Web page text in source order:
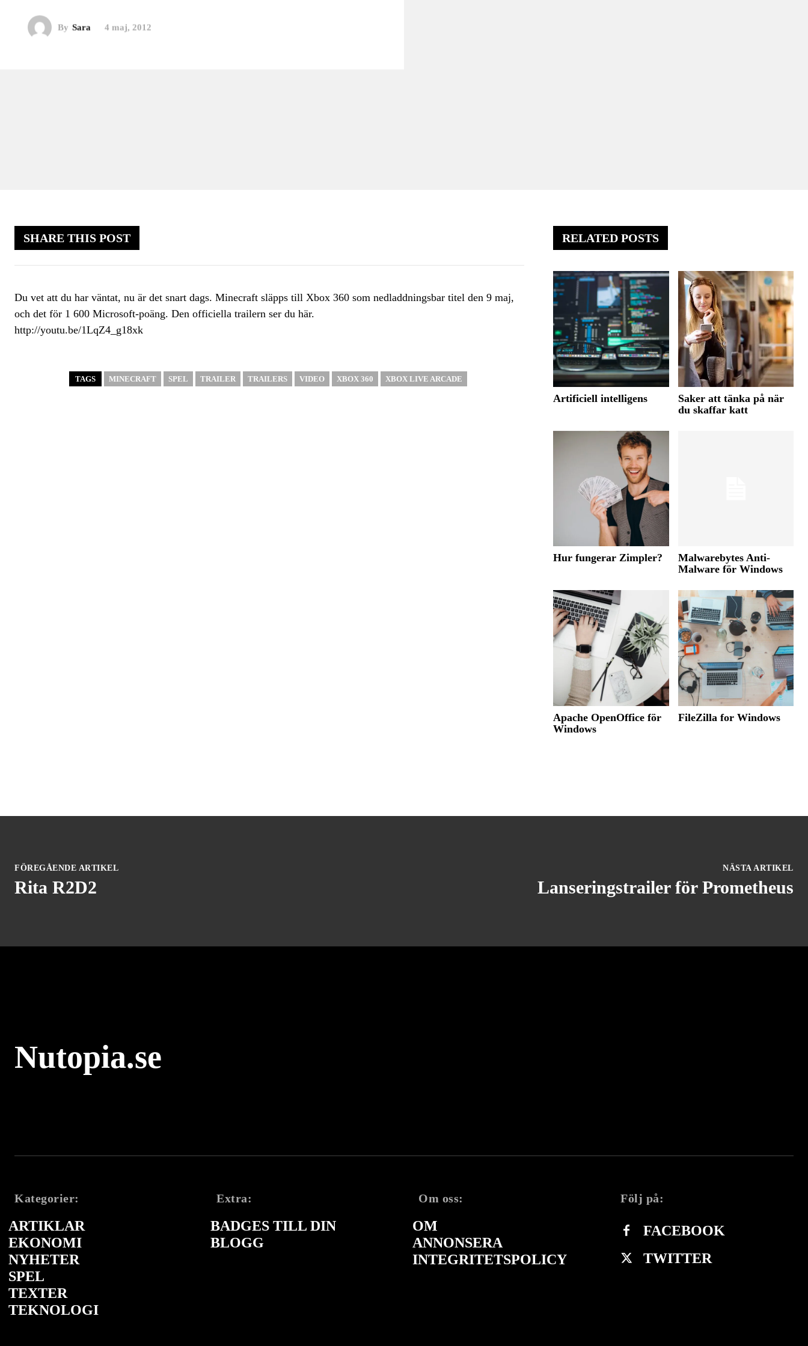
By Sara 4 maj, 2012
SHARE THIS POST
Du vet att du har väntat, nu är det snart dags. Minecraft släpps till Xbox 360 som nedladdningsbar titel den 9 maj,
och det för 1 600 Microsoft-poäng. Den officiella trailern ser du här.
http://youtu.be/1LqZ4_g18xk
TAGS MINECRAFT SPEL TRAILER TRAILERS VIDEO XBOX 360 XBOX LIVE ARCADE
RELATED POSTS
Artificiell intelligens
Saker att tänka på när
du skaffar katt
Hur fungerar Zimpler?
Malwarebytes Anti-
Malware för Windows
Apache OpenOffice för
Windows
FileZilla for Windows
FÖREGÅENDE ARTIKEL
Rita R2D2
NÄSTA ARTIKEL
Lanseringstrailer för Prometheus
Nutopia.se
Kategorier:
ARTIKLAR
EKONOMI
NYHETER
SPEL
TEXTER
TEKNOLOGI
Extra:
BADGES TILL DIN
BLOGG
Om oss:
OM
ANNONSERA
INTEGRITETSPOLICY
Följ på:
FACEBOOK
TWITTER